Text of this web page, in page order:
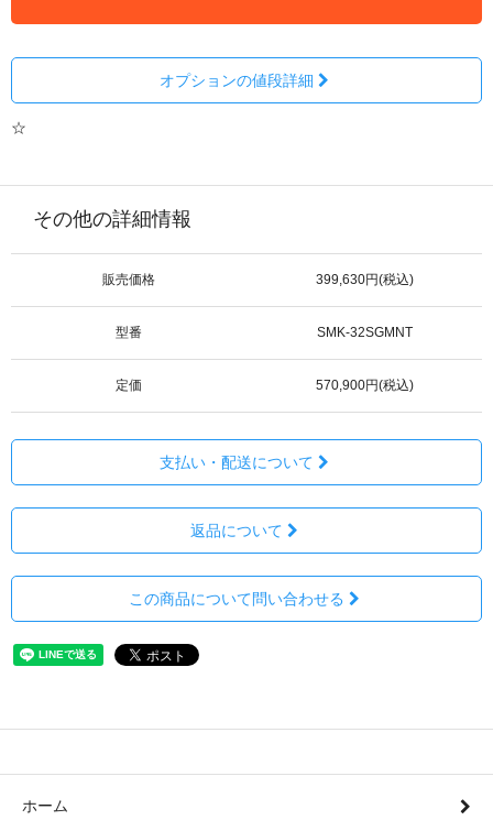
オプションの値段詳細
☆
その他の詳細情報
販売価格 399,630円(税込)
型番 SMK-32SGMNT
定価 570,900円(税込)
支払い・配送について
返品について
この商品について問い合わせる
ホーム